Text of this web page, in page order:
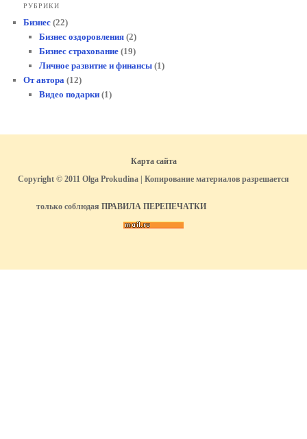
РУБРИКИ
Бизнес (22)
Бизнес оздоровления(2)
Бизнес страхование(19)
Личное развитие и финансы(1)
От автора (12)
Видео подарки(1)
Карта сайта
Copyright © 2011 Olga Prokudina | Копирование материалов разрешается
только соблюдая ПРАВИЛА ПЕРЕПЕЧАТКИ